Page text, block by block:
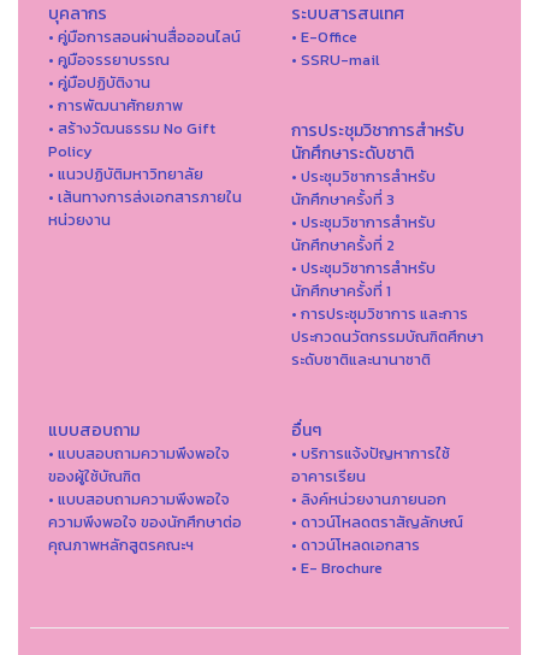
บุคลากร
• คู่มือการสอนผ่านสื่อออนไลน์
• คูมือจรรยาบรรณ
• คู่มือปฏิบัติงาน
• การพัฒนาศักยภาพ
• สร้างวัฒนธรรม No Gift
Policy
• แนวปฏิบัติมหาวิทยาลัย
• เส้นทางการส่งเอกสารภายใน
หน่วยงาน
ระบบสารสนเทศ
• E-Office
• SSRU-mail
การประชุมวิชาการสำหรับ
นักศึกษาระดับชาติ
• ประชุมวิชาการสำหรับ
นักศึกษาครั้งที่ 3
• ประชุมวิชาการสำหรับ
นักศึกษาครั้งที่ 2
• ประชุมวิชาการสำหรับ
นักศึกษาครั้งที่ 1
• การประชุมวิชาการ และการ
ประกวดนวัตกรรมบัณฑิตศึกษา
ระดับชาติและนานาชาติ
แบบสอบถาม
• แบบสอบถามความพึงพอใจ
ของผู้ใช้บัณฑิต
• แบบสอบถามความพึงพอใจ
ความพึงพอใจ ของนักศึกษาต่อ
คุณภาพหลักสูตรคณะฯ
อื่นๆ
• บริการแจ้งปัญหาการใ่ช้
อาคารเรียน
• ลิงค์หน่วยงานภายนอก
• ดาวน์โหลดตราสัญลักษณ์
• ดาวน์โหลดเอกสาร
• E- Brochure